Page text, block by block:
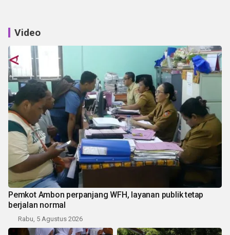
Video
Pemkot Ambon perpanjang WFH, layanan publik tetap
berjalan normal
Rabu, 5 Agustus 2026